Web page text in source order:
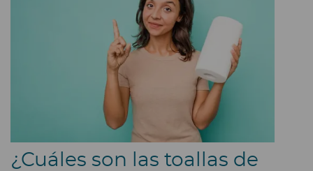
¿Cuáles son las toallas de